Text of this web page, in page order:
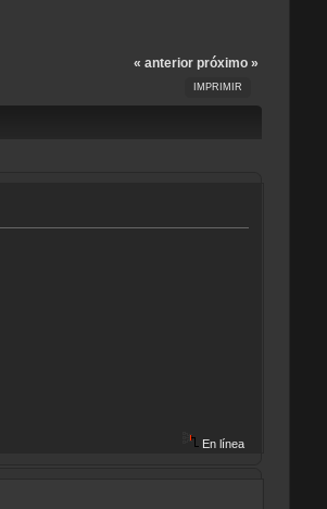
« anterior próximo »
IMPRIMIR
En línea